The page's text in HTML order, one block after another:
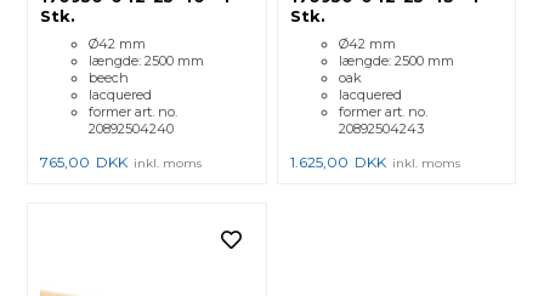
Stk.
Ø42 mm
længde: 2500 mm
beech
lacquered
former art. no.
20892504240
765,00 DKK inkl. moms
Stk.
Ø42 mm
længde: 2500 mm
oak
lacquered
former art. no.
20892504243
1.625,00 DKK inkl. moms